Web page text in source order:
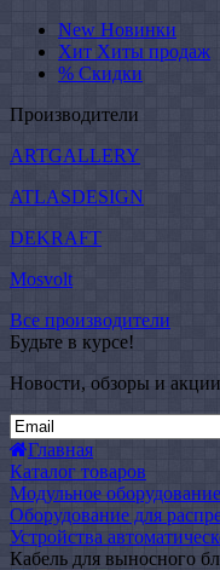
New Новинки
Хит Хиты продаж
% Скидки
Производители
ARTGALLERY
ATLASDESIGN
DEKRAFT
Mosvolt
Все производители
Будьте в курсе!
Новости, обзоры и акции
Главная
Каталог товаров
Модульное оборудование
Оборудование для
Устройства
Кабель для выносного